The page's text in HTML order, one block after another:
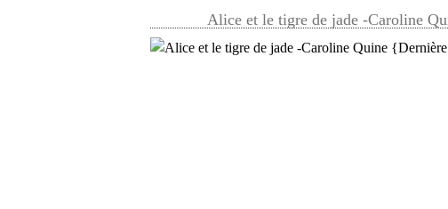
Alice et le tigre de jade -Caroline